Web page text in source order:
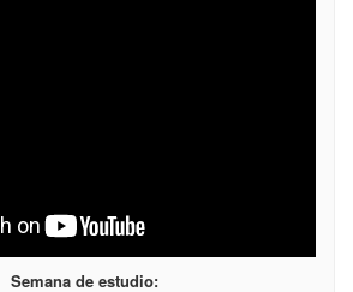
Semana de estudio: